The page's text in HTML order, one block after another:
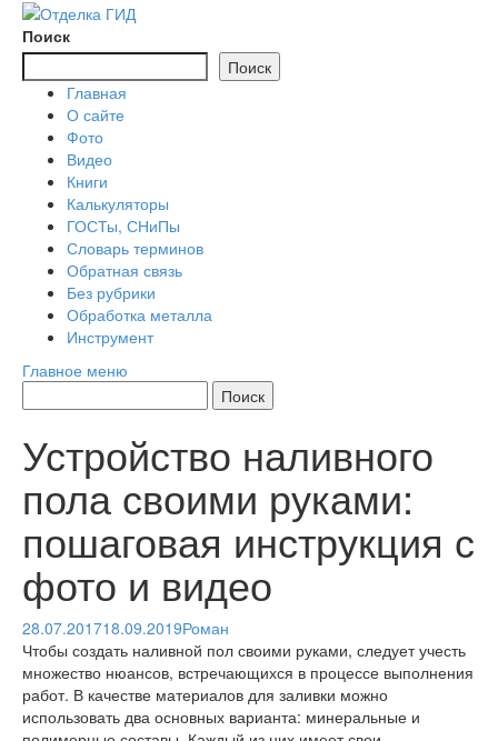
Перейти
содержимому
Поиск
Поиск
Главная
О сайте
Фото
Видео
Книги
Калькуляторы
ГОСТы, СНиПы
Словарь терминов
Обратная связь
Без рубрики
Обработка металла
Инструмент
Главное меню
Устройство наливного
пола своими руками:
пошаговая инструкция с
фото и видео
28.07.201718.09.2019Роман
Чтобы создать наливной пол своими руками, следует учесть
множество нюансов, встречающихся в процессе выполнения
работ. В качестве материалов для заливки можно
использовать два основных варианта: минеральные и